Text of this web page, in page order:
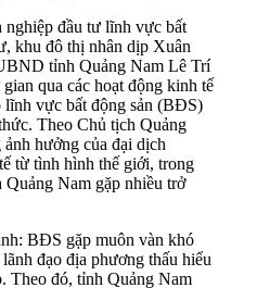
nghiệp đầu tư lĩnh vực bất
khu đô thị nhân dịp Xuân
tỉnh Quảng Nam Lê Trí
qua các hoạt động kinh tế
lĩnh vực bất động sản (BĐS)
Theo Chủ tịch Quảng
hưởng của đại dịch
từ tình hình thế giới, trong
Nam gặp nhiều trở
BĐS gặp muôn vàn khó
đạo địa phương thấu hiểu
Theo đó, tỉnh Quảng Nam